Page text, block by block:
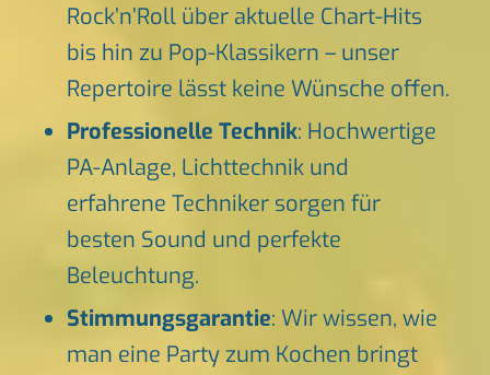
Rock’n’Roll über aktuelle Chart-Hits
bis hin zu Pop-Klassikern – unser
Repertoire lässt keine Wünsche offen.
Professionelle Technik: Hochwertige
PA-Anlage, Lichttechnik und
erfahrene Techniker sorgen für
besten Sound und perfekte
Beleuchtung.
Stimmungsgarantie: Wir wissen, wie
man eine Party zum Kochen bringt